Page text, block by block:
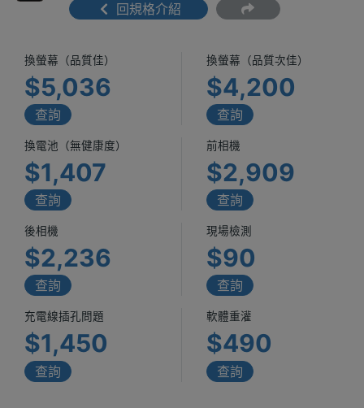
回規格介紹
換螢幕（品質佳）
$5,036
查詢
換螢幕（品質次佳）
$4,200
查詢
換電池（無健康度）
$1,407
查詢
前相機
$2,909
查詢
後相機
$2,236
查詢
現場檢測
$90
查詢
充電線插孔問題
$1,450
查詢
軟體重灌
$490
查詢